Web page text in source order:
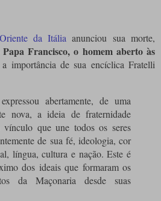
da Itália anunciou sua morte,
Francisco, o homem aberto às
a importância de sua encíclica Fratelli
abertamente, de uma
nova, a ideia de fraternidade
que une todos os seres
de sua fé, ideologia, cor
língua, cultura e nação. Este é
dos ideais que formaram os
da Maçonaria desde suas